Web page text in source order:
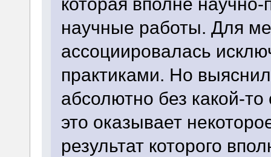
научные работы. Для
ассоциировалась
практиками. Но
абсолютно без какой-
это оказывает
результат которого